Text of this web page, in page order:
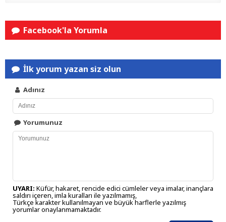
Facebook'la Yorumla
İlk yorum yazan siz olun
Adınız
Yorumunuz
UYARI: Küfür, hakaret, rencide edici cümleler veya imalar, inançlara
saldırı içeren, imla kuralları ile yazılmamış,
Türkçe karakter kullanılmayan ve büyük harflerle yazılmış
yorumlar onaylanmamaktadır.